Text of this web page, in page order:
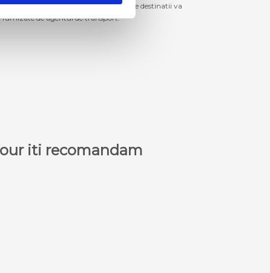
bilete de autocar spre aceste destinatii va
furnizate de agentul de transport.
iti recomandam